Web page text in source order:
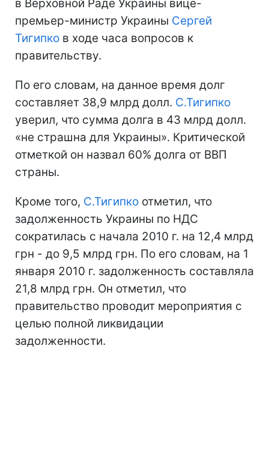
в Верховной Раде Украины вице-
премьер-министр Украины Сергей
Тигипко в ходе часа вопросов к
правительству.
По его словам, на данное время долг
составляет 38,9 млрд долл. С.Тигипко
уверил, что сумма долга в 43 млрд долл.
«не страшна для Украины». Критической
отметкой он назвал 60% долга от ВВП
страны.
Кроме того, С.Тигипко отметил, что
задолженность Украины по НДС
сократилась с начала 2010 г. на 12,4 млрд
грн - до 9,5 млрд грн. По его словам, на 1
января 2010 г. задолженность составляла
21,8 млрд грн. Он отметил, что
правительство проводит мероприятия с
целью полной ликвидации
задолженности.